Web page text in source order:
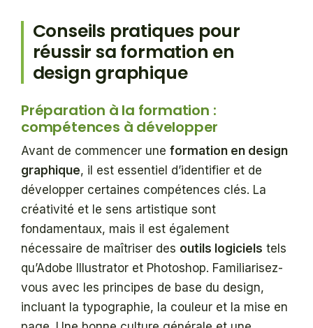
Conseils pratiques pour
réussir sa formation en
design graphique
Préparation à la formation :
compétences à développer
Avant de commencer une formation en design
graphique, il est essentiel d’identifier et de
développer certaines compétences clés. La
créativité et le sens artistique sont
fondamentaux, mais il est également
nécessaire de maîtriser des outils logiciels tels
qu’Adobe Illustrator et Photoshop. Familiarisez-
vous avec les principes de base du design,
incluant la typographie, la couleur et la mise en